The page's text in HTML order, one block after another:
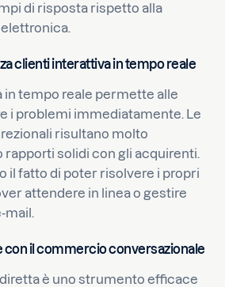
di risposta rispetto alla
clienti interattiva in tempo reale
in tempo reale permette alle
i problemi immediatamente. Le
risultano molto
rapporti solidi con gli acquirenti.
il fatto di poter risolvere i propri
attendere in linea o gestire
mail.
con il commercio conversazionale
è uno strumento efficace